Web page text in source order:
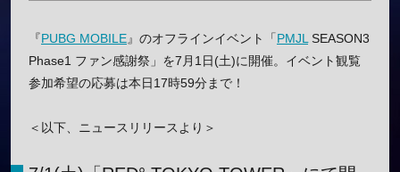
『PUBG MOBILE』のオフラインイベント「PMJLSEASON3
Phase1 ファン感謝祭」を7月1日(土)に開催。イベント観覧
参加希望の応募は本日17時59分まで！
＜以下、ニュースリリースより＞